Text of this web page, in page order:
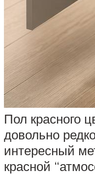
Пол красного
довольно
интересный
красной